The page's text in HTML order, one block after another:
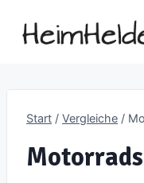
Inhalt
Start / Vergleiche /